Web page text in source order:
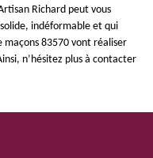
Richard peut vous
indéformable et qui
maçons 83570 vont réaliser
n’hésitez plus à contacter